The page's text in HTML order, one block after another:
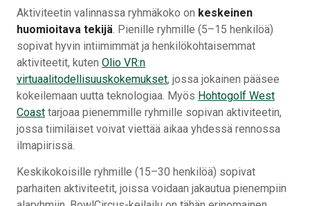
Aktiviteetin valinnassa ryhmäkoko on keskeinen
huomioitava tekijä . Pienille ryhmille (5–15 henkilöä)
sopivat hyvin intiimimmät ja henkilökohtaisemmat
aktiviteetit, kuten Olio VR:n
virtuaalitodellisuuskokemukset, jossa jokainen pääsee
kokeilemaan uutta teknologiaa. Myös Hohtogolf West
Coast tarjoaa pienemmille ryhmille sopivan aktiviteetin,
jossa tiimiläiset voivat viettää aikaa yhdessä rennossa
ilmapiirissä.
Keskikokoisille ryhmille (15–30 henkilöä) sopivat
parhaiten aktiviteetit, joissa voidaan jakautua pienempiin